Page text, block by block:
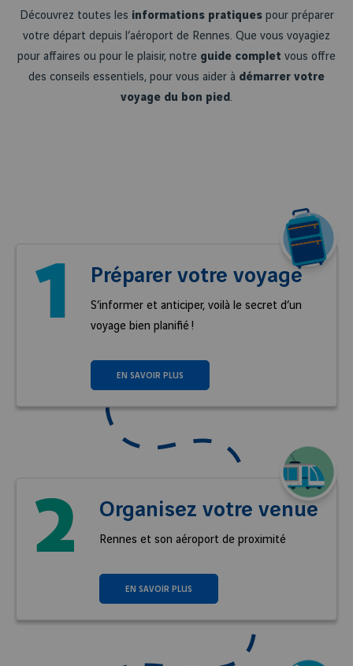
Découvrez toutes les informations pratiquespour préparer
votre départ depuis l’aéroport de Rennes. Que vous voyagiez
pour affaires ou pour le plaisir, notre guide complet vous offre
des conseils essentiels, pour vous aider à démarrer votre
voyage du bon pied.
Préparer votre voyage
S’informer et anticiper, voilà le secret d’un
voyage bien planifié !
EN SAVOIR PLUS
Organisez votre venue
Rennes et son aéroport de proximité
EN SAVOIR PLUS